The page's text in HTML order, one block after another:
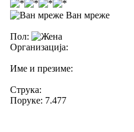
Ван мреже
Пол:
Организација:
Име и презиме:
Струка:
Поруке: 7.477